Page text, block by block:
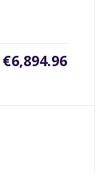
€6,894.96